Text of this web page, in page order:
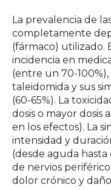
La prevalencia de
completamente
(fármaco) utilizado.
incidencia en
(entre un 70-100%),
taleidomida y sus
(60-65%). La
dosis o mayor dosis
en los efectos). La
intensidad y
(desde aguda hasta
de nervios
dolor crónico y